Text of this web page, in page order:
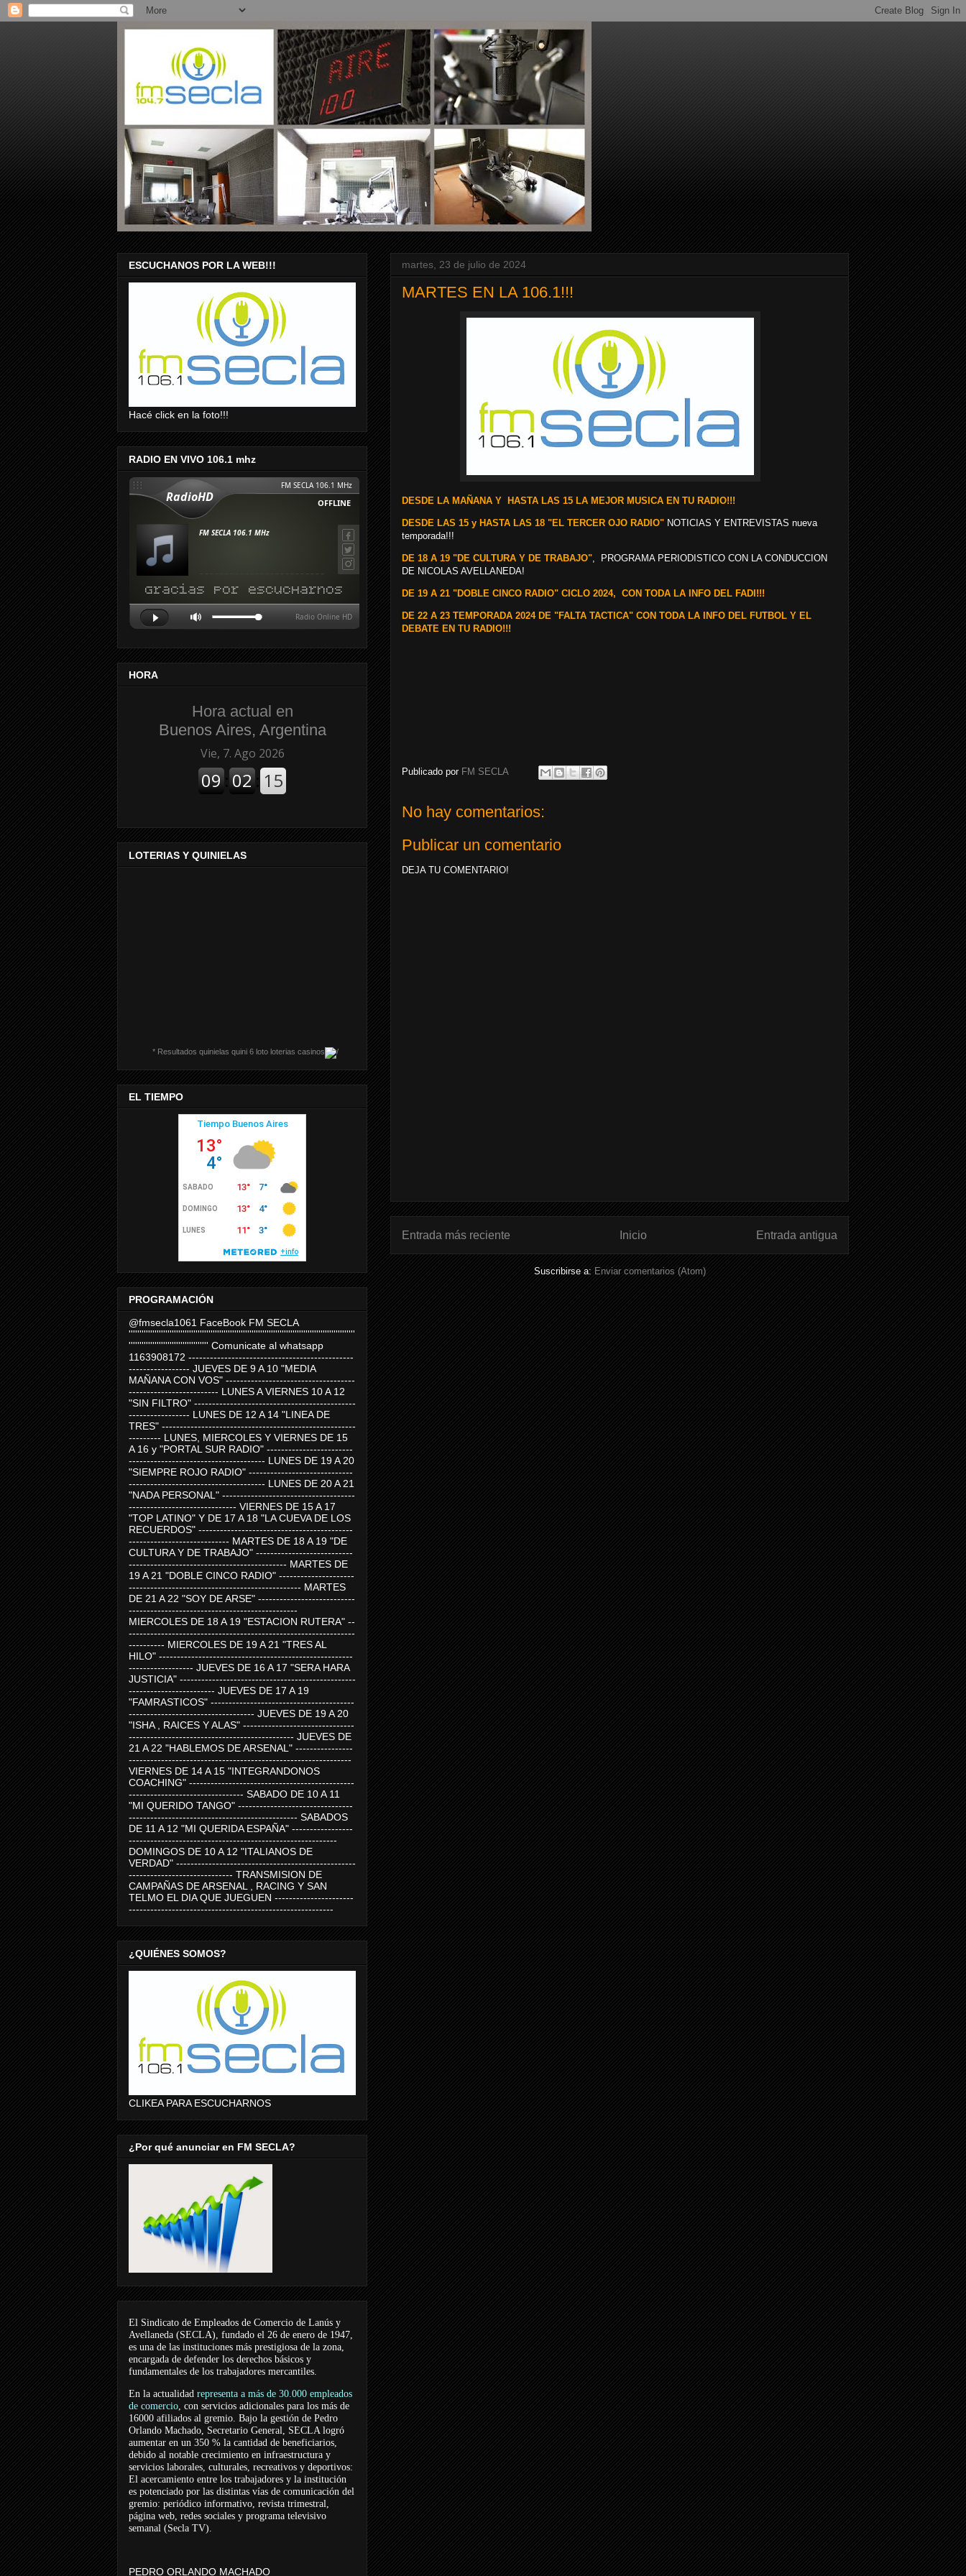
martes, 23 de julio de 2024
MARTES EN LA 106.1!!!
DESDE LA MAÑANA Y HASTA LAS 15 LA MEJOR MUSICA EN TU RADIO!!!
DESDE LAS 15 y HASTA LAS 18 "EL TERCER OJO RADIO" NOTICIAS Y ENTREVISTAS nueva
temporada!!!
DE 18 A 19 "DE CULTURA Y DE TRABAJO", PROGRAMA PERIODISTICO CON LA CONDUCCION
DE NICOLAS AVELLANEDA!
DE 19 A 21 "DOBLE CINCO RADIO" CICLO 2024, CON TODA LA INFO DEL FADI!!!
DE 22 A 23 TEMPORADA 2024 DE "FALTA TACTICA" CON TODA LA INFO DEL FUTBOL Y EL
DEBATE EN TU RADIO!!!
Publicado por FM SECLA
No hay comentarios:
Publicar un comentario
DEJA TU COMENTARIO!
Entrada más reciente Entrada antigua
Inicio
Suscribirse a: Enviar comentarios (Atom)
ESCUCHANOS POR LA WEB!!!
Hacé click en la foto!!!
RADIO EN VIVO 106.1 mhz
HORA
Hora actual en
Buenos Aires, Argentina
LOTERIAS Y QUINIELAS
* Resultados quinielas quini 6 loto loterias casinos
EL TIEMPO
PROGRAMACIÓN
@fmsecla1061 FaceBook FM SECLA
'''''''''''''''''''''''''''''''''''''''''''''''''''''''''''''''''''''''''''''''''''''''''''''''''''''''''
''''''''''''''''''''''''''''''''''''' Comunicate al whatsapp
1163908172 ----------------------------------------------
----------------- JUEVES DE 9 A 10 "MEDIA
MAÑANA CON VOS" ------------------------------------
------------------------- LUNES A VIERNES 10 A 12
"SIN FILTRO" ---------------------------------------------
----------------- LUNES DE 12 A 14 "LINEA DE
TRES" ------------------------------------------------------
--------- LUNES, MIERCOLES Y VIERNES DE 15
A 16 y "PORTAL SUR RADIO" ------------------------
-------------------------------------- LUNES DE 19 A 20
"SIEMPRE ROJO RADIO" -----------------------------
-------------------------------------- LUNES DE 20 A 21
"NADA PERSONAL" -------------------------------------
------------------------------ VIERNES DE 15 A 17
"TOP LATINO" Y DE 17 A 18 "LA CUEVA DE LOS
RECUERDOS" -------------------------------------------
---------------------------- MARTES DE 18 A 19 "DE
CULTURA Y DE TRABAJO" ---------------------------
-------------------------------------------- MARTES DE
19 A 21 "DOBLE CINCO RADIO" ---------------------
------------------------------------------------ MARTES
DE 21 A 22 "SOY DE ARSE" ---------------------------
-----------------------------------------------
MIERCOLES DE 18 A 19 "ESTACION RUTERA" --
---------------------------------------------------------------
---------- MIERCOLES DE 19 A 21 "TRES AL
HILO" ------------------------------------------------------
------------------ JUEVES DE 16 A 17 "SERA HARA
JUSTICIA" -------------------------------------------------
------------------------ JUEVES DE 17 A 19
"FAMRASTICOS" ----------------------------------------
----------------------------------- JUEVES DE 19 A 20
"ISHA , RAICES Y ALAS" -------------------------------
---------------------------------------------- JUEVES DE
21 A 22 "HABLEMOS DE ARSENAL" ----------------
--------------------------------------------------------------
VIERNES DE 14 A 15 "INTEGRANDONOS
COACHING" ----------------------------------------------
-------------------------------- SABADO DE 10 A 11
"MI QUERIDO TANGO" --------------------------------
----------------------------------------------- SABADOS
DE 11 A 12 "MI QUERIDA ESPAÑA" -----------------
----------------------------------------------------------
DOMINGOS DE 10 A 12 "ITALIANOS DE
VERDAD" --------------------------------------------------
----------------------------- TRANSMISION DE
CAMPAÑAS DE ARSENAL , RACING Y SAN
TELMO EL DIA QUE JUEGUEN ----------------------
---------------------------------------------------------
¿QUIÉNES SOMOS?
CLIKEA PARA ESCUCHARNOS
¿Por qué anunciar en FM SECLA?
El Sindicato de Empleados de Comercio de Lanús y
Avellaneda (SECLA), fundado el 26 de enero de 1947,
es una de las instituciones más prestigiosa de la zona,
encargada de defender los derechos básicos y
fundamentales de los trabajadores mercantiles.
En la actualidad representa a más de 30.000 empleados
de comercio, con servicios adicionales para los más de
16000 afiliados al gremio. Bajo la gestión de Pedro
Orlando Machado, Secretario General, SECLA logró
aumentar en un 350 % la cantidad de beneficiarios,
debido al notable crecimiento en infraestructura y
servicios laborales, culturales, recreativos y deportivos:
El acercamiento entre los trabajadores y la institución
es potenciado por las distintas vías de comunicación del
gremio: periódico informativo, revista trimestral,
página web, redes sociales y programa televisivo
semanal (Secla TV).
PEDRO ORLANDO MACHADO